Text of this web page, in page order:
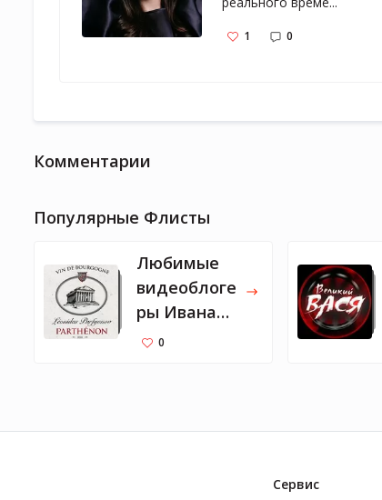
1 0
Комментарии
Популярные Флисты
Любимые
видеоблоге
ры Ивана
Урганта
0
Сервис